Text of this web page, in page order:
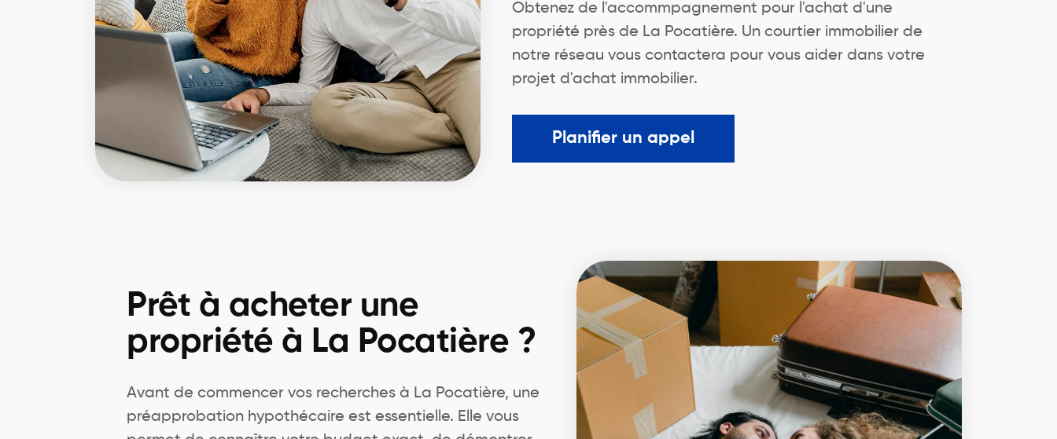
Obtenez de l'accommpagnement pour l'achat d'une
propriété près de La Pocatière. Un courtier immobilier de
notre réseau vous contactera pour vous aider dans votre
projet d'achat immobilier.
Planifier un appel
Prêt à acheter une
propriété à La Pocatière ?
Avant de commencer vos recherches à La Pocatière, une
préapprobation hypothécaire est essentielle. Elle vous